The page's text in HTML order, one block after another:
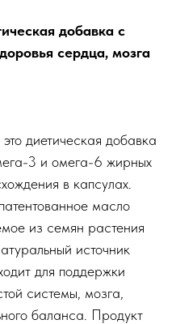
добавка с
сердца, мозга
диетическая добавка
3 и омега-6 жирных
в капсулах.
масло
из семян растения
источник
для поддержки
системы, мозга,
баланса. Продукт